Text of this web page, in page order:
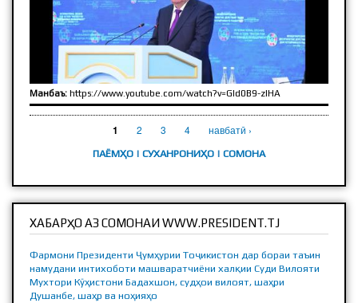
Манбаъ: https://www.youtube.com/watch?v=GId0B9-zlHA
1 2 3 4 навбатӣ ›
ПАЁМҲО | CУХАНРОНИҲО | СОМОНА
ХАБАРҲО АЗ СОМОНАИ WWW.PRESIDENT.TJ
Фармони Президенти Ҷумҳурии Тоҷикистон дар бораи таъин
намудани интихоботи машваратчиёни халқии Суди Вилояти
Мухтори Кӯҳистони Бадахшон, судҳои вилоят, шаҳри
Душанбе, шаҳр ва ноҳияҳо